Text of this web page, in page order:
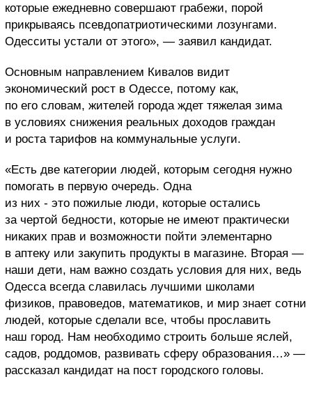
которые ежедневно совершают грабежи, порой
прикрываясь псевдопатриотическими лозунгами.
Одесситы устали от этого», — заявил кандидат.
Основным направлением Кивалов видит
экономический рост в Одессе, потому как,
по его словам, жителей города ждет тяжелая зима
в условиях снижения реальных доходов граждан
и роста тарифов на коммунальные услуги.
«Есть две категории людей, которым сегодня нужно
помогать в первую очередь. Одна
из них - это пожилые люди, которые остались
за чертой бедности, которые не имеют практически
никаких прав и возможности пойти элементарно
в аптеку или закупить продукты в магазине. Вторая —
наши дети, нам важно создать условия для них, ведь
Одесса всегда славилась лучшими школами
физиков, правоведов, математиков, и мир знает сотни
людей, которые сделали все, чтобы прославить
наш город. Нам необходимо строить больше яслей,
садов, роддомов, развивать сферу образования…» —
рассказал кандидат на пост городского головы.